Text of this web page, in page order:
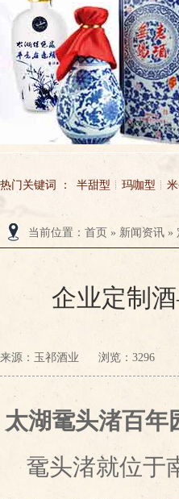
热门关键词 ： 半甜型 玛咖型
无锡市玉祁酒业有限公司 玉祁酒
当前位置 ： 首页 » 新闻资讯 »
企业定制
来源：玉祁酒业 浏览： 3296
太湖鼋头渚百年
鼋头渚就位于